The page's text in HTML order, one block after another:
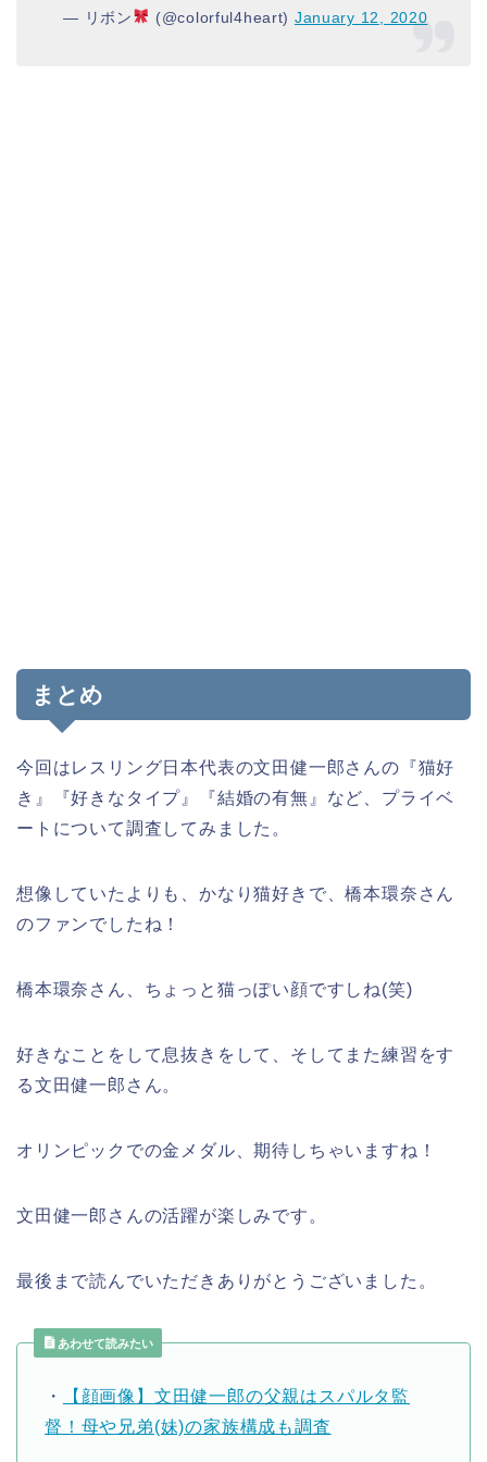
— リボン (@colorful4heart) January 12, 2020
まとめ
今回はレスリング日本代表の文田健一郎さんの『猫好
き』『好きなタイプ』『結婚の有無』など、プライベ
ートについて調査してみました。
想像していたよりも、かなり猫好きで、橋本環奈さん
のファンでしたね！
橋本環奈さん、ちょっと猫っぽい顔ですしね(笑)
好きなことをして息抜きをして、そしてまた練習をす
る文田健一郎さん。
オリンピックでの金メダル、期待しちゃいますね！
文田健一郎さんの活躍が楽しみです。
最後まで読んでいただきありがとうございました。
あわせて読みたい
・
【顔画像】文田健一郎の父親はスパルタ監
督！母や兄弟(妹)の家族構成も調査